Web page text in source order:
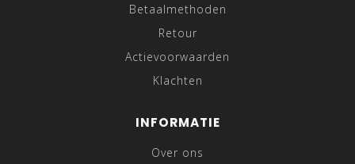
Betaalmethoden
Retour
Actievoorwaarden
Klachten
INFORMATIE
Over ons